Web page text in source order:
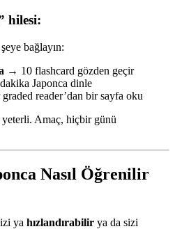
hilesi:
bağlayın:
→ 10 flashcard gözden geçir
Japonca dinle
reader’dan bir sayfa oku
Amaç, hiçbir günü
Nasıl Öğrenilir
ya hızlandırabilir ya da sizi